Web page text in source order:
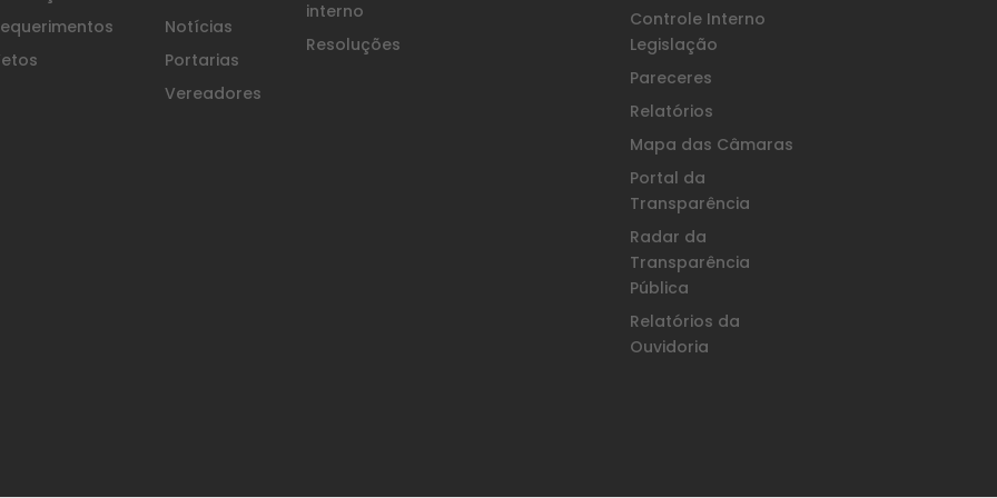
Notícias
Portarias
Vereadores
interno
Resoluções
Controle Interno
Legislação
Pareceres
Relatórios
Mapa das Câmaras
Portal da
Transparência
Radar da
Transparência
Pública
Relatórios da
Ouvidoria